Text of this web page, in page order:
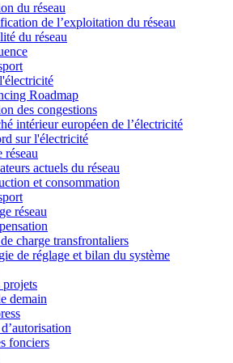
du réseau
de l’exploitation du réseau
du réseau
Roadmap
des congestions
intérieur européen de l’électricité
sur l'électricité
réseau
actuels du réseau
et consommation
réseau
charge transfrontaliers
de réglage et bilan du système
projets
demain
fonciers